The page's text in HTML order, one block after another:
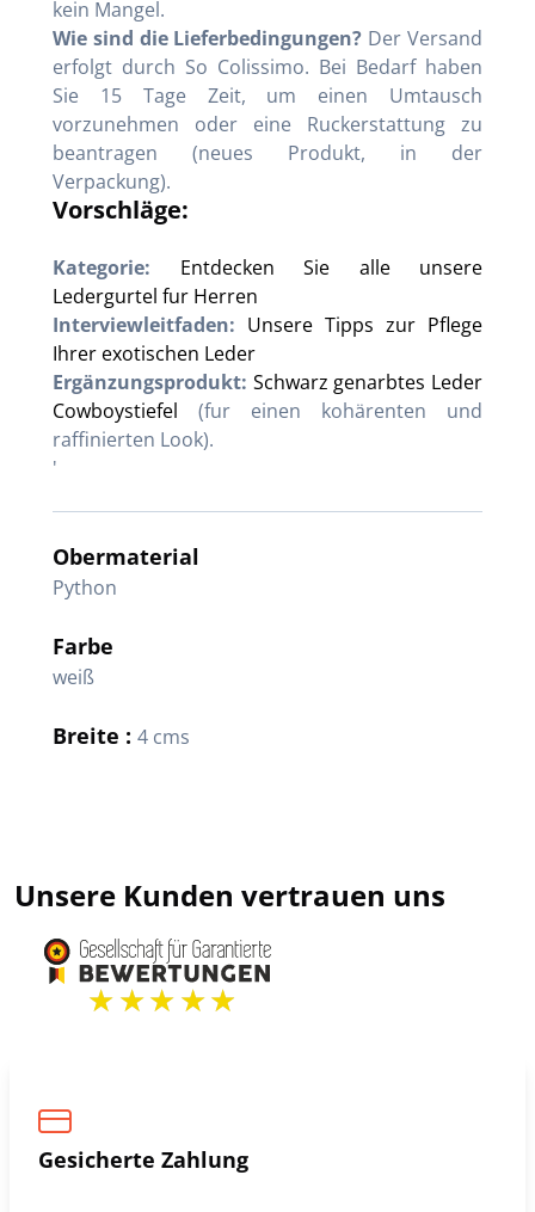
kein Mangel.
Wie sind die Lieferbedingungen? Der Versand
erfolgt durch So Colissimo. Bei Bedarf haben
Sie 15 Tage Zeit, um einen Umtausch
vorzunehmen oder eine Ruckerstattung zu
beantragen (neues Produkt, in der
Verpackung).
Vorschläge:
Kategorie:
Entdecken Sie alle unsere
Ledergurtel fur Herren
Interviewleitfaden: Unsere Tipps zur Pflege
Ihrer exotischen Leder
Ergänzungsprodukt: Schwarz genarbtes Leder
Cowboystiefel (fur einen kohärenten und
raffinierten Look).
'
Obermaterial
Python
Farbe
weiß
Breite : 4 cms
Unsere Kunden vertrauen uns
Gesicherte Zahlung